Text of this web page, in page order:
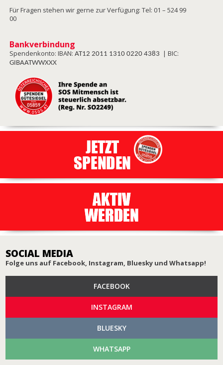
Für Fragen stehen wir gerne zur Verfügung: Tel: 01 – 524 99
00
Bankverbindung
Spendenkonto: IBAN: AT12 2011 1310 0220 4383 | BIC:
GIBAATWWXXX
SOCIAL MEDIA
Folge uns auf Facebook, Instagram, Bluesky und Whatsapp!
FACEBOOK
INSTAGRAM
BLUESKY
WHATSAPP